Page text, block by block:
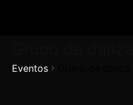
Eventos